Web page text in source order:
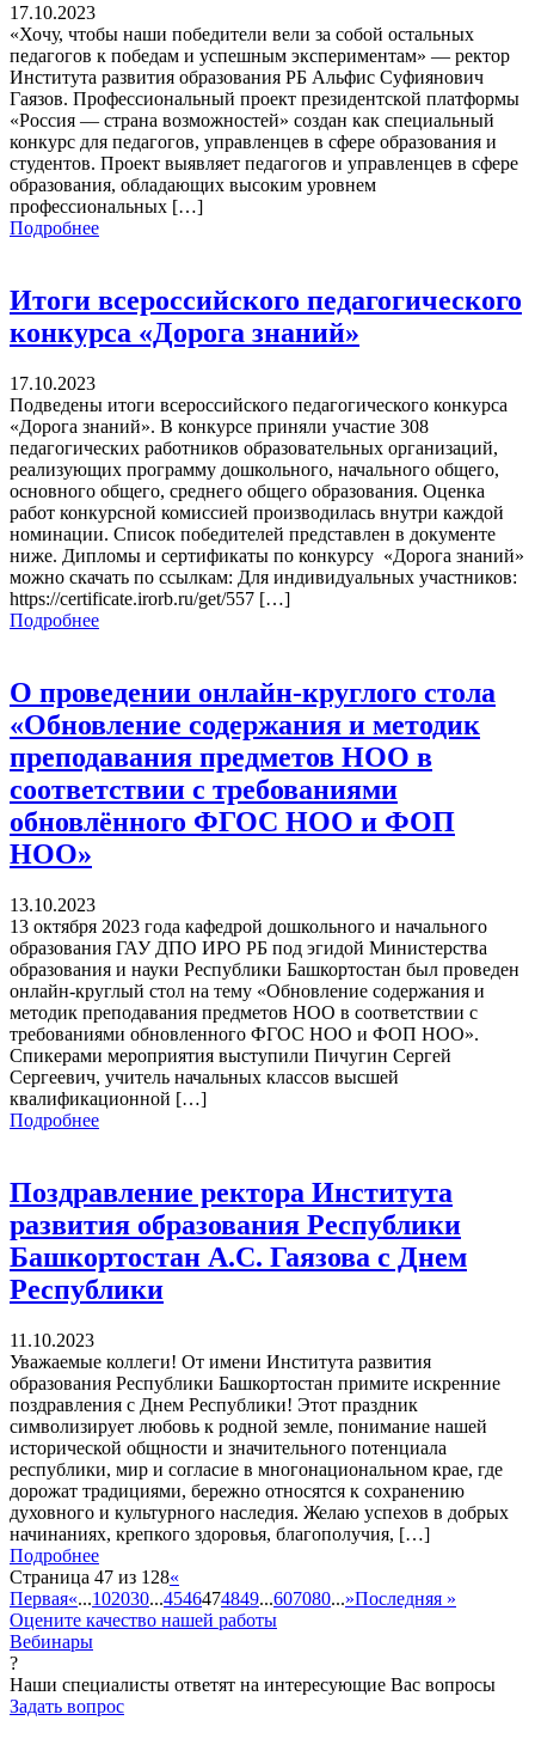
17.10.2023
«Хочу, чтобы наши победители вели за собой остальных
педагогов к победам и успешным экспериментам» — ректор
Института развития образования РБ Альфис Суфиянович
Гаязов. Профессиональный проект президентской платформы
«Россия — страна возможностей» создан как специальный
конкурс для педагогов, управленцев в сфере образования и
студентов. Проект выявляет педагогов и управленцев в сфере
образования, обладающих высоким уровнем
профессиональных […]
Подробнее
Итоги всероссийского педагогического
конкурса «Дорога знаний»
17.10.2023
Подведены итоги всероссийского педагогического конкурса
«Дорога знаний». В конкурсе приняли участие 308
педагогических работников образовательных организаций,
реализующих программу дошкольного, начального общего,
основного общего, среднего общего образования. Оценка
работ конкурсной комиссией производилась внутри каждой
номинации. Список победителей представлен в документе
ниже. Дипломы и сертификаты по конкурсу «Дорога знаний»
можно скачать по ссылкам: Для индивидуальных участников:
https://certificate.irorb.ru/get/557 […]
Подробнее
О проведении онлайн-круглого стола
«Обновление содержания и методик
преподавания предметов НОО в
соответствии с требованиями
обновлённого ФГОС НОО и ФОП
НОО»
13.10.2023
13 октября 2023 года кафедрой дошкольного и начального
образования ГАУ ДПО ИРО РБ под эгидой Министерства
образования и науки Республики Башкортостан был проведен
онлайн-круглый стол на тему «Обновление содержания и
методик преподавания предметов НОО в соответствии с
требованиями обновленного ФГОС НОО и ФОП НОО».
Спикерами мероприятия выступили Пичугин Сергей
Сергеевич, учитель начальных классов высшей
квалификационной […]
Подробнее
Поздравление ректора Института
развития образования Республики
Башкортостан А.С. Гаязова с Днем
Республики
11.10.2023
Уважаемые коллеги! От имени Института развития
образования Республики Башкортостан примите искренние
поздравления с Днем Республики! Этот праздник
символизирует любовь к родной земле, понимание нашей
исторической общности и значительного потенциала
республики, мир и согласие в многонациональном крае, где
дорожат традициями, бережно относятся к сохранению
духовного и культурного наследия. Желаю успехов в добрых
начинаниях, крепкого здоровья, благополучия, […]
Подробнее
Страница 47 из 128«
Первая«...102030...4546474849...607080...»Последняя »
Оцените качество нашей работы
Вебинары
?
Наши специалисты ответят на интересующие Вас вопросы
Задать вопрос